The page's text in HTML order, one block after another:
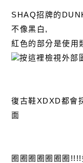
SHAQ招牌的
不像黑白,
紅色的部分是使用
復古鞋XDXD都會
面
圈圈圈圈圈圈圈